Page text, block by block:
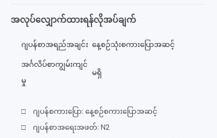
အလုပ်လျှောက်ထားရန်လိုအပ်ချက်
ဂျပန်စာအရည်အချင်း နေ့စဉ်သုံးစကားပြောအဆင့်
အင်္ဂလိပ်စာကျွမ်းကျင်
မှု
မရှိ
□ ဂျပန်စကားပြော: နေ့စဉ်စကားပြောအဆင့်
□ ဂျပန်စာအရေးအဖတ်: N2